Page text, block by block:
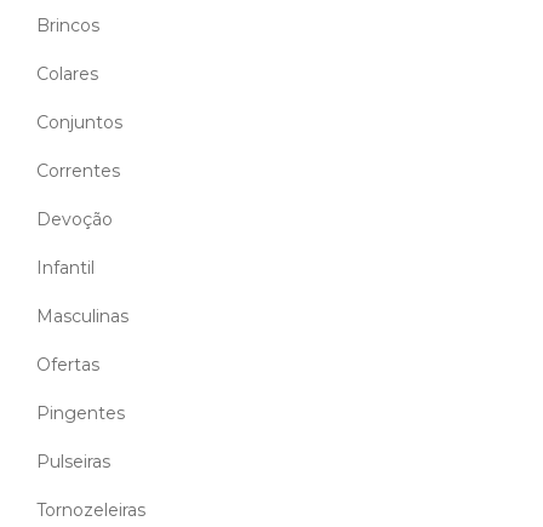
Brincos
Colares
Conjuntos
Correntes
Devoção
Infantil
Masculinas
Ofertas
Pingentes
Pulseiras
Tornozeleiras